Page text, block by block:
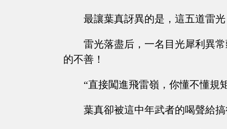
最讓葉真訝異的是，這五道雷
雷光落盡后，一名目光犀利異
的不善！
“直接闖進飛雷嶺，你懂不懂規
葉真卻被這中年武者的喝聲給